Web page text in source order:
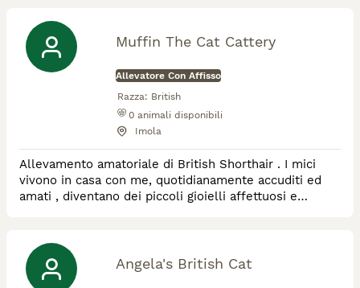
Muffin The Cat Cattery
Allevatore Con Affisso
Razza: British
0 animali disponibili
Imola
Allevamento amatoriale di British Shorthair . I mici
vivono in casa con me, quotidianamente accuditi ed
amati , diventano dei piccoli gioielli affettuosi e
vaccinazioni. Test PKD ed HCM negativi così come Fiv
e Felv regolarmente monitorati
Angela's British Cat